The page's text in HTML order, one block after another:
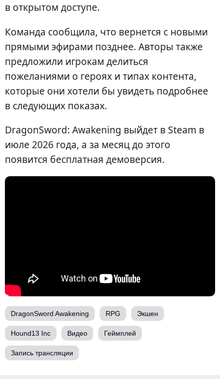
в открытом доступе.
Команда сообщила, что вернется с новыми
прямыми эфирами позднее. Авторы также
предложили игрокам делиться
пожеланиями о героях и типах контента,
которые они хотели бы увидеть подробнее
в следующих показах.
DragonSword: Awakening выйдет в Steam в
июле 2026 года, а за месяц до этого
появится бесплатная демоверсия.
DragonSword Awakening RPG Экшен
Hound13 Inc Видео Геймплей
Запись трансляции